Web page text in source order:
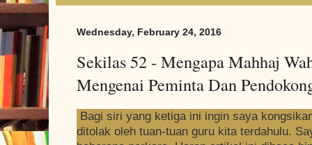
Wednesday, February 24, 2016
Sekilas 52 - Mengapa Mahhaj
Mengenai Peminta Dan
Bagi siri yang ketiga ini ingin saya
ditolak oleh tuan-tuan guru kita terdahulu.